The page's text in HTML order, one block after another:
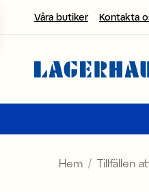
Våra butiker Kontakta
Välj språk /
FI / EUR
NO / NKR
Hem Tillfällen